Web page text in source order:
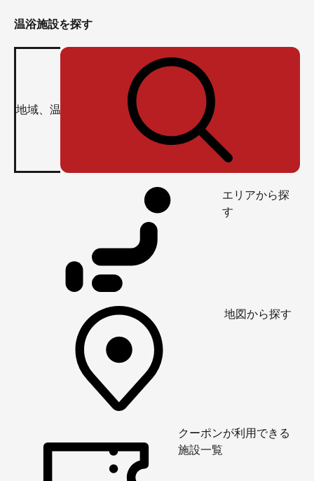
温浴施設を探す
エリアから探
す
地図から探す
クーポンが利用できる
施設一覧